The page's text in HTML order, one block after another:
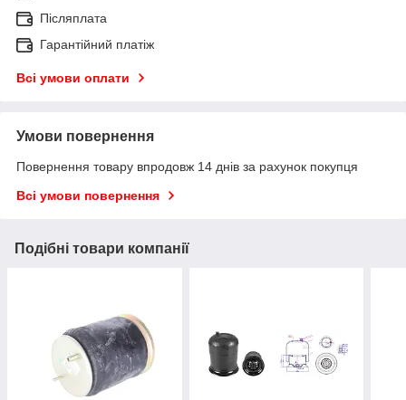
Післяплата
Гарантійний платіж
Всі умови оплати
Умови повернення
Повернення товару впродовж 14 днів за рахунок покупця
Всі умови повернення
Подібні товари компанії